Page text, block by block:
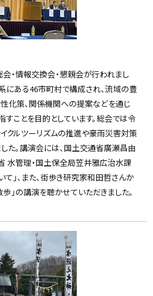
・情報交換会・懇親会が行われまし
にある46市町村で構成され、流域の豊
化策、関係機関への提案などを通じ
ことを目的としています。総会では令
クルツーリズムの推進や豪雨災害対策
た。講演会には、国土交通省廣瀬昌由
水管理・国土保全局笠井雅広治水課
」、また、街歩き研究家和田哲さんか
」の講演を聴かせていただきました。